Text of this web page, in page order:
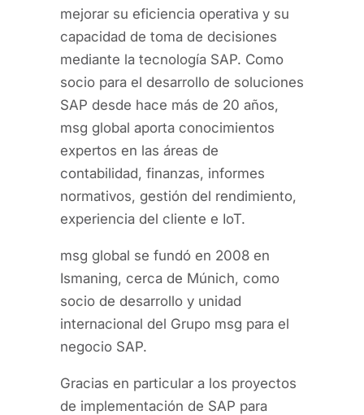
mejorar su eficiencia operativa y su
capacidad de toma de decisiones
mediante la tecnología SAP. Como
socio para el desarrollo de soluciones
SAP desde hace más de 20 años,
msg global aporta conocimientos
expertos en las áreas de
contabilidad, finanzas, informes
normativos, gestión del rendimiento,
experiencia del cliente e IoT.
msg global se fundó en 2008 en
Ismaning, cerca de Múnich, como
socio de desarrollo y unidad
internacional del Grupo msg para el
negocio SAP.
Gracias en particular a los proyectos
de implementación de SAP para